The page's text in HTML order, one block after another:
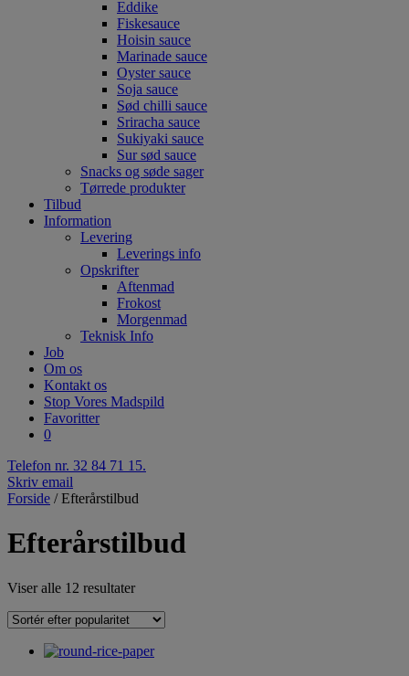
Eddike
Fiskesauce
Hoisin sauce
Marinade sauce
Oyster sauce
Soja sauce
Sød chilli sauce
Sriracha sauce
Sukiyaki sauce
Sur sød sauce
Snacks og søde sager
Tørrede produkter
Tilbud
Information
Levering
Leverings info
Opskrifter
Aftenmad
Frokost
Morgenmad
Teknisk Info
Job
Om os
Kontakt os
Stop Vores Madspild
Favoritter
0
Telefon nr. 32 84 71 15.
Skriv email
Forside / Efterårstilbud
Efterårstilbud
Viser alle 12 resultater